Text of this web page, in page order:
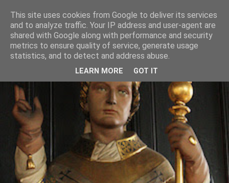
This site uses cookies from Google to deliver its services
and to analyze traffic. Your IP address and user-agent are
shared with Google along with performance and security
metrics to ensure quality of service, generate usage
statistics, and to detect and address abuse.
LEARN MORE GOT IT